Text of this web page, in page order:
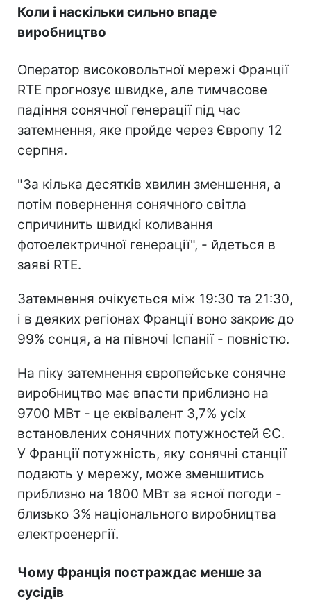
Коли і наскільки сильно впаде
виробництво
Оператор високовольтної мережі Франції
RTE прогнозує швидке, але тимчасове
падіння сонячної генерації під час
затемнення, яке пройде через Європу 12
серпня.
"За кілька десятків хвилин зменшення, а
потім повернення сонячного світла
спричинить швидкі коливання
фотоелектричної генерації", - йдеться в
заяві RTE.
Затемнення очікується між 19:30 та 21:30,
і в деяких регіонах Франції воно закриє до
99% сонця, а на півночі Іспанії - повністю.
На піку затемнення європейське сонячне
виробництво має впасти приблизно на
9700 МВт - це еквівалент 3,7% усіх
встановлених сонячних потужностей ЄС.
У Франції потужність, яку сонячні станції
подають у мережу, може зменшитись
приблизно на 1800 МВт за ясної погоди -
близько 3% національного виробництва
електроенергії.
Чому Франція постраждає менше за
сусідів